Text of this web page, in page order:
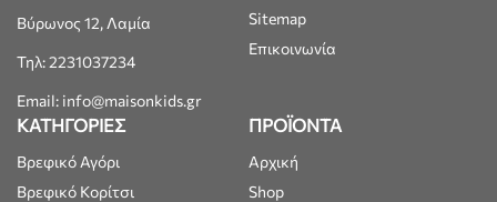
Βύρωνος 12, Λαμία
Τηλ: 2231037234
Email: info@maisonkids.gr
Sitemap
Επικοινωνία
ΚΑΤΗΓΟΡΙΕΣ
Βρεφικό Αγόρι
Βρεφικό Κορίτσι
ΠΡΟΪΟΝΤΑ
Αρχική
Shop